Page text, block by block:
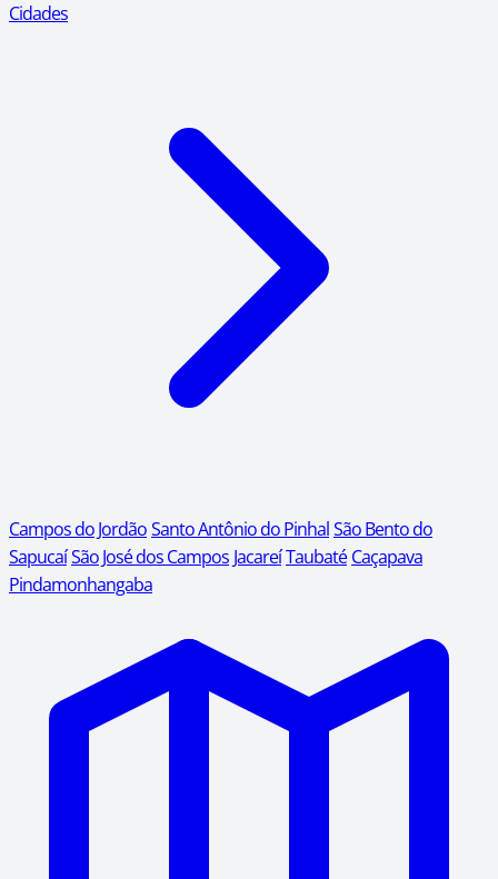
Cidades
Campos do JordãoSanto Antônio do PinhalSão Bento do
SapucaíSão José dos Campos JacareíTaubaté Caçapava
Pindamonhangaba